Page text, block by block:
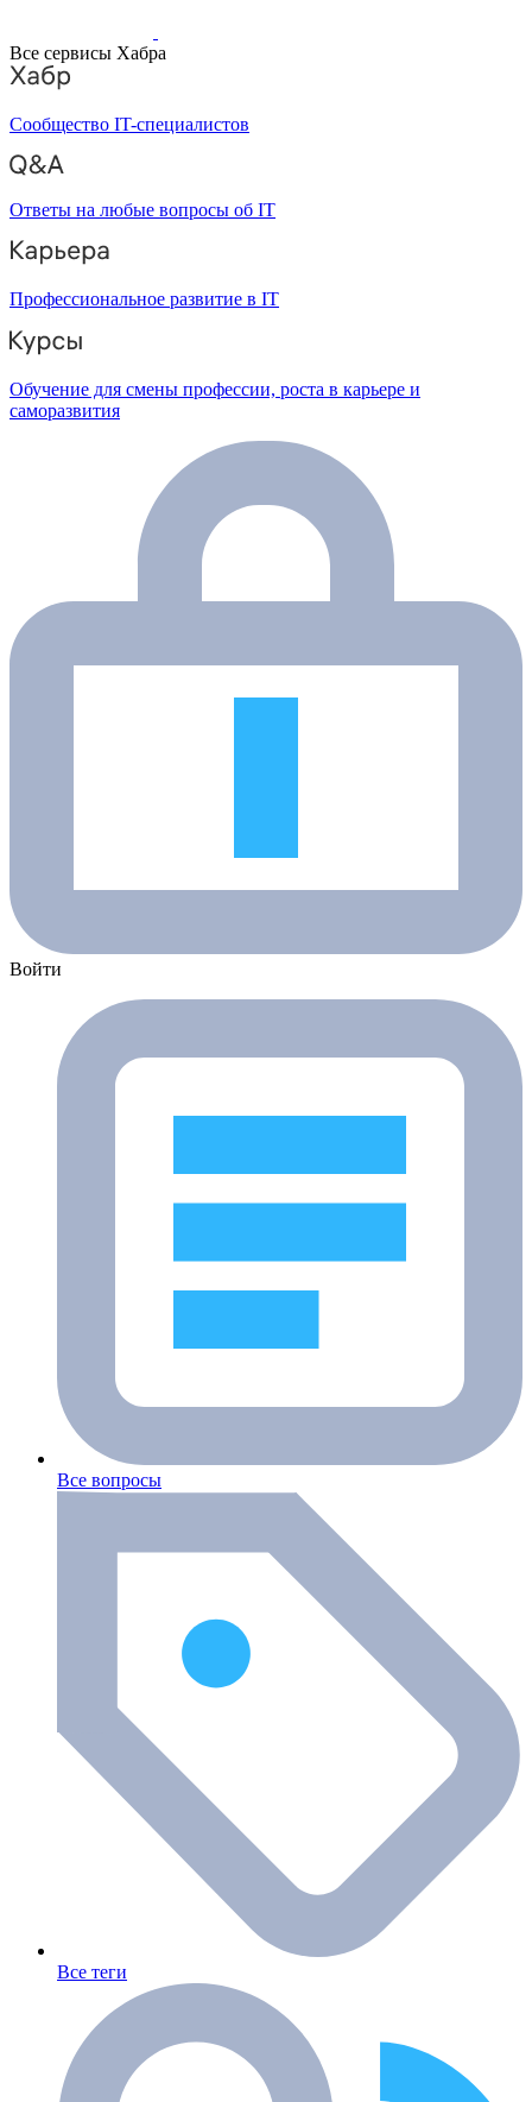
Все сервисы Хабра
Сообщество IT-специалистов
Ответы на любые вопросы об IT
Профессиональное развитие в IT
Обучение для смены профессии, роста в карьере и
саморазвития
Войти
Все вопросы
Все теги